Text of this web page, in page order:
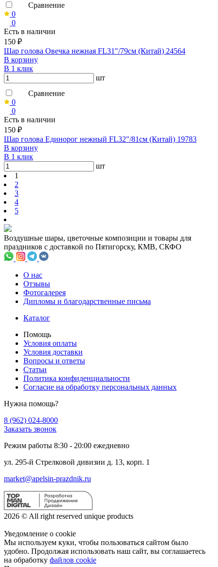
Сравнение
0
0
Есть в наличии
150 ₽
Шар голова Овечка нежная FL31"/79см (Китай) 24564
В корзину
В 1 клик
шт
Сравнение
0
0
Есть в наличии
150 ₽
Шар голова Единорог нежный FL32"/81см (Китай) 19783
В корзину
В 1 клик
шт
1
2
3
4
5
Воздушные шары, цветочные композиции и товары для
праздников с доставкой по Пятигорску, КМВ, СКФО
О нас
Отзывы
Фотогалерея
Дипломы и благодарственные письма
Каталог
Помощь
Условия оплаты
Условия доставки
Вопросы и ответы
Статьи
Политика конфиденциальности
Cогласие на обработку персональных данных
Нужна помощь?
8 (962) 024-8000
Заказать звонок
Режим работы 8:30 - 20:00 ежедневно
ул. 295-й Стрелковой дивизии д. 13, корп. 1
market@apelsin-prazdnik.ru
2026 © All right reserved unique products
Уведомление о cookie
Мы используем куки, чтобы пользоваться сайтом было
удобно. Продолжая использовать наш сайт, вы соглашаетесь
на обработку файлов cookie